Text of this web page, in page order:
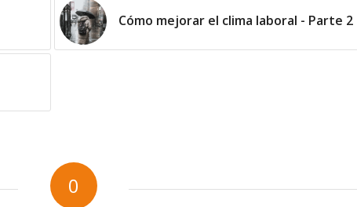
Cómo mejorar el clima laboral - Parte 2
0